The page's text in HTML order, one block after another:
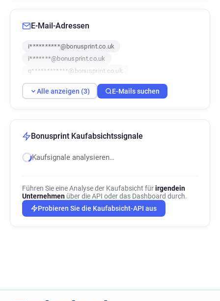
E-Mail-Adressen
i**********@bonusprint.co.uk
i*******@bonusprint.co.uk
q************@bonusprint.co.uk
Alle anzeigen (3) E-Mails suchen
Bonusprint Kaufabsichtssignale
Kaufsignale analysieren…
Führen Sie eine Analyse der Kaufabsicht fürirgendein
Unternehmen über die API oder das Dashboard durch.
Probieren Sie die Kaufabsicht-API aus